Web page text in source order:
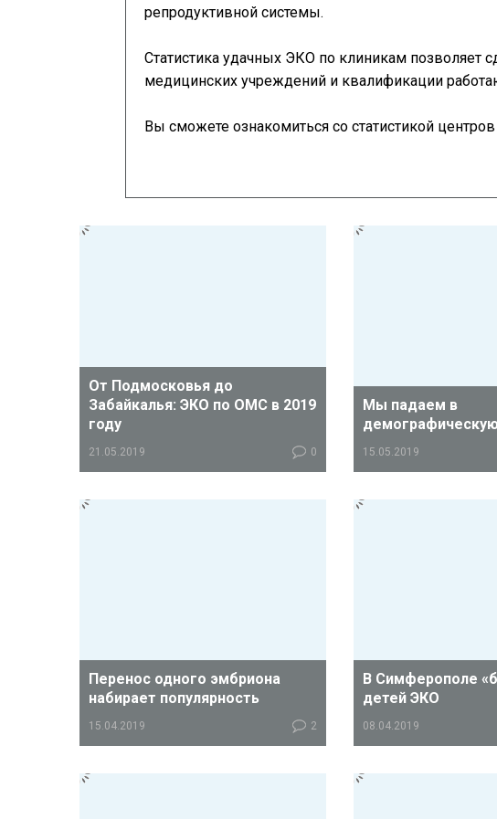
репродуктивной системы.
Статистика удачных ЭКО по клиникам позволяет
медицинских учреждений и квалификации
Вы сможете ознакомиться со статистикой
От Подмосковья до
Забайкалья: ЭКО по ОМС в 2019
году
21.05.2019 0
бесплатных программ ЭКО в 2019
Мы падаем в
15.05.2019
края, количество
Перенос одного эмбриона
набирает популярность
15.04.2019 2
замораживающих свои яйцеклетки
В Симферополе
детей ЭКО
08.04.2019
10 двоен и одна